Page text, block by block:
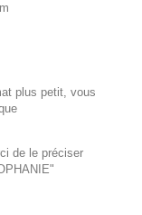
plus petit, vous
de le préciser